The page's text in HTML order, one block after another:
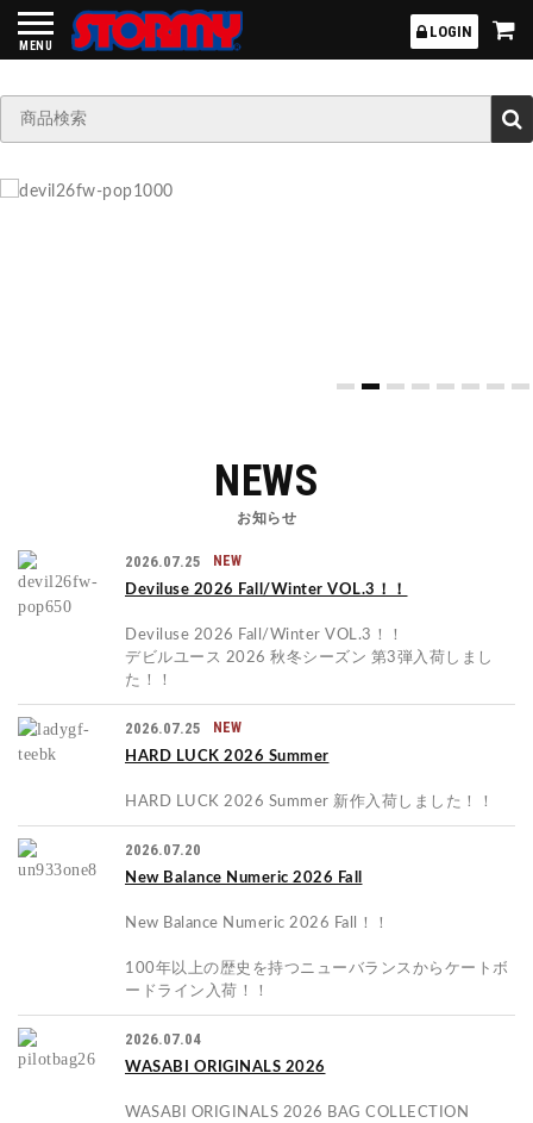
MENU STORMY LOGIN
NEWS
お知らせ
2026.07.25 NEW
Deviluse 2026 Fall/Winter VOL.3！！
Deviluse 2026 Fall/Winter VOL.3！！
デビルユース 2026 秋冬シーズン 第3弾入荷しまし
た！！
2026.07.25 NEW
HARD LUCK 2026 Summer
HARD LUCK 2026 Summer 新作入荷しました！！
2026.07.20
New Balance Numeric 2026 Fall
New Balance Numeric 2026 Fall！！
100年以上の歴史を持つニューバランスからケートボ
ードライン入荷！！
2026.07.04
WASABI ORIGINALS 2026
WASABI ORIGINALS 2026 BAG COLLECTION